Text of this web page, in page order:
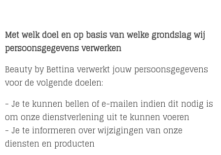
Met welk doel en op basis van welke grondslag wij
persoonsgegevens verwerken
Beauty by Bettina verwerkt jouw persoonsgegevens
voor de volgende doelen:
- Je te kunnen bellen of e-mailen indien dit nodig is
om onze dienstverlening uit te kunnen voeren
- Je te informeren over wijzigingen van onze
diensten en producten